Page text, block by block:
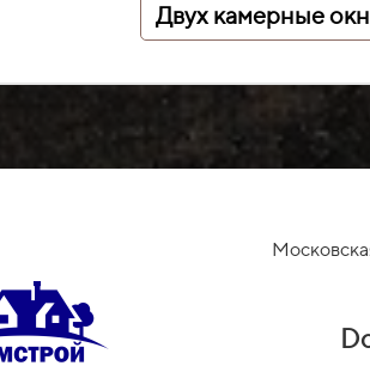
Двух камерные